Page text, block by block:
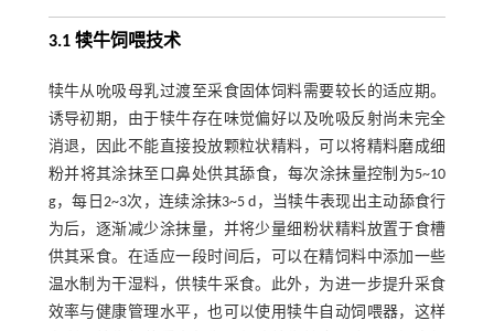
3.1 犊牛饲喂技术
犊牛从吮吸母乳过渡至采食固体饲料需要较长的适应期。
诱导初期，由于犊牛存在味觉偏好以及吮吸反射尚未完全
消退，因此不能直接投放颗粒状精料，可以将精料磨成细
粉并将其涂抹至口鼻处供其舔食，每次涂抹量控制为5~10
g，每日2~3次，连续涂抹3~5 d，当犊牛表现出主动舔食行
为后，逐渐减少涂抹量，并将少量细粉状精料放置于食槽
供其采食。在适应一段时间后，可以在精饲料中添加一些
温水制为干湿料，供犊牛采食。此外，为进一步提升采食
效率与健康管理水平，也可以使用犊牛自动饲喂器，这样